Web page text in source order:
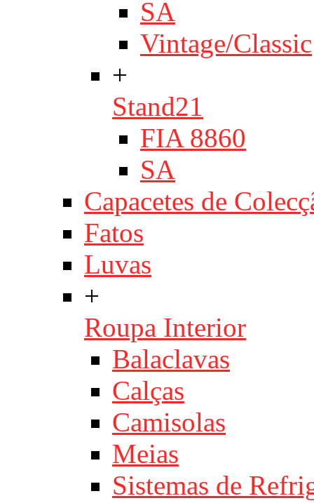
SA
Vintage/Classic
+
Stand21
FIA 8860
SA
Capacetes de
Fatos
Luvas
+
Roupa Interior
Balaclavas
Calças
Camisolas
Meias
Sistemas de